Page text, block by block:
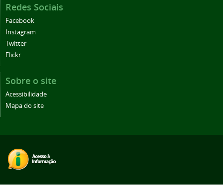
Redes Sociais
Facebook
Instagram
Twitter
Flickr
Sobre o site
Acessibilidade
Mapa do site